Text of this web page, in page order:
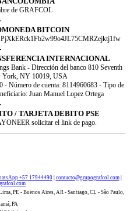
de GRAFCOL
BITCOIN
INTERNACIONAL
Bank - Dirección del banco 810 Seventh
York, NY 10019, USA
Número de cuenta: 8114960683 - Tipo de
Juan Manuel Lopez Ortega
/ TARJETA DEBITO PSE
solicitar el link de pago.
+57 17944490| contacto@grupografcol.com|
PE - Buenos Aires, AR - Santiago, CL - São Paulo,
PA